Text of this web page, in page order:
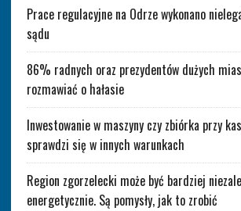
Prace regulacyjne na Odrze wykonano
sądu
86% radnych oraz prezydentów dużych
rozmawiać o hałasie
Inwestowanie w maszyny czy zbiórka przy
sprawdzi się w innych warunkach
Region zgorzelecki może być bardziej
energetycznie. Są pomysły, jak to zrobić